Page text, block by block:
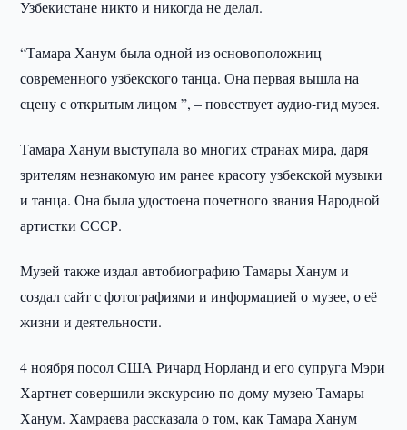
Узбекистане никто и никогда не делал.
“Тамара Ханум была одной из основоположниц
современного узбекского танца. Она первая вышла на
сцену с открытым лицом ”, – повествует аудио-гид музея.
Тамара Ханум выступала во многих странах мира, даря
зрителям незнакомую им ранее красоту узбекской музыки
и танца. Она была удостоена почетного звания Народной
артистки СССР.
Музей также издал автобиографию Тамары Ханум и
создал сайт с фотографиями и информацией о музее, о её
жизни и деятельности.
4 ноября посол США Ричард Норланд и его супруга Мэри
Хартнет совершили экскурсию по дому-музею Тамары
Ханум. Хамраева рассказала о том, как Тамара Ханум